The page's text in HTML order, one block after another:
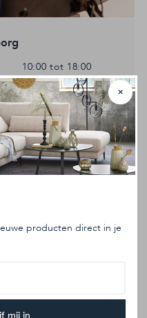
producten direct in je
✕
10:00 tot 18:00
10:00 tot 21:00
10:00 tot 17:00
12:00 tot 17:00